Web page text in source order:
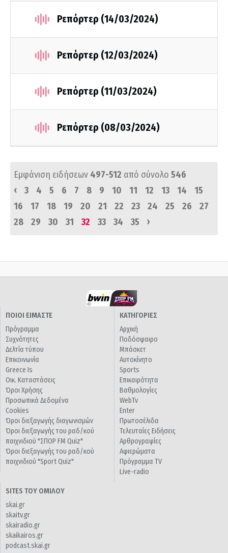
Ρεπόρτερ (14/03/2024)
Ρεπόρτερ (12/03/2024)
Ρεπόρτερ (11/03/2024)
Ρεπόρτερ (08/03/2024)
Εμφάνιση ειδήσεων 497-512 από σύνολο 546
‹
3 4 5 6 7 8 9 10 11 12 13 14
15
16
17 18 19 20 21 22 23 24 25 26
27
28
29 30 31 32 33 34 35 ›
ΠΟΙΟΙ ΕΙΜΑΣΤΕ
Πρόγραμμα
Συχνότητες
Δελτία τύπου
Επικοινωνία
Greece Is
Οικ. Καταστάσεις
Όροι Χρήσης
Προσωπικά Δεδομένα
Cookies
Όροι διεξαγωγής διαγωνισμών
Όροι διεξαγωγής του ραδ/κού
παιχνιδιού "ΣΠΟΡ FM Quiz"
Όροι διεξαγωγής του ραδ/κού
παιχνιδιού "Sport Quiz"
ΚΑΤΗΓΟΡΙΕΣ
Αρχική
Ποδόσφαιρο
Μπάσκετ
Αυτοκίνητο
Sports
Επικαιρότητα
Βαθμολογίες
WebTv
Enter
Πρωτοσέλιδα
Τελευταίες Ειδήσεις
Αρθρογραφίες
Αφιερώματα
Πρόγραμμα TV
Live-radio
SITES ΤΟΥ ΟΜΙΛΟΥ
skai.gr
skaitv.gr
skairadio.gr
skaikairos.gr
podcast.skai.gr